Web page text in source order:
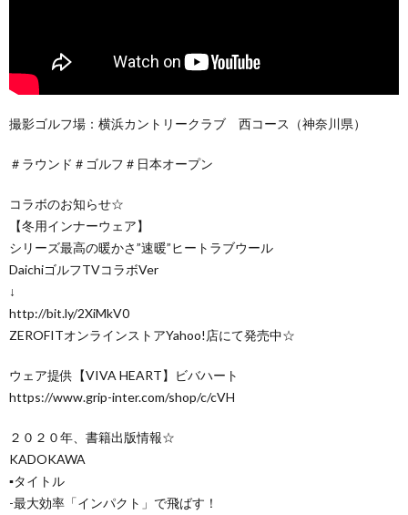
撮影ゴルフ場：横浜カントリークラブ 西コース（神奈川県）
＃ラウンド＃ゴルフ＃日本オープン
コラボのお知らせ☆
【冬用インナーウェア】
シリーズ最高の暖かさ”速暖”ヒートラブウール
DaichiゴルフTVコラボVer
↓
http://bit.ly/2XiMkV0
ZEROFITオンラインストアYahoo!店にて発売中☆
ウェア提供【VIVA HEART】ビバハート
https://www.grip-inter.com/shop/c/cVH
２０２０年、書籍出版情報☆
KADOKAWA
▪️タイトル
-最大効率「インパクト」で飛ばす！